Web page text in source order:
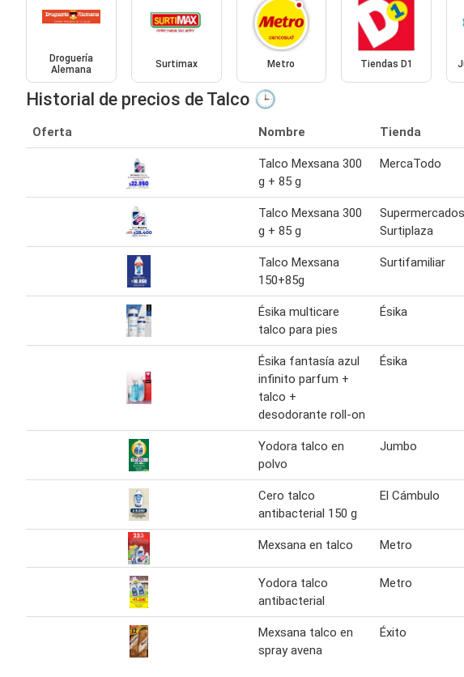
Droguería
Alemana
Surtimax Metro Tiendas D1
Historial de precios de Talco 🕒
Oferta Nombre Tienda
Talco Mexsana 300
g + 85 g
MercaTodo
Talco Mexsana 300
g + 85 g
Supermercados
Surtiplaza
Talco Mexsana
150+85g
Surtifamiliar
Ésika multicare
talco para pies
Ésika
Ésika fantasía azul
infinito parfum +
talco +
desodorante roll-on
Ésika
Yodora talco en
polvo
Jumbo
Cero talco
antibacterial 150 g
El Cámbulo
Mexsana en talco Metro
Yodora talco
antibacterial
Metro
Mexsana talco en
spray avena
Éxito